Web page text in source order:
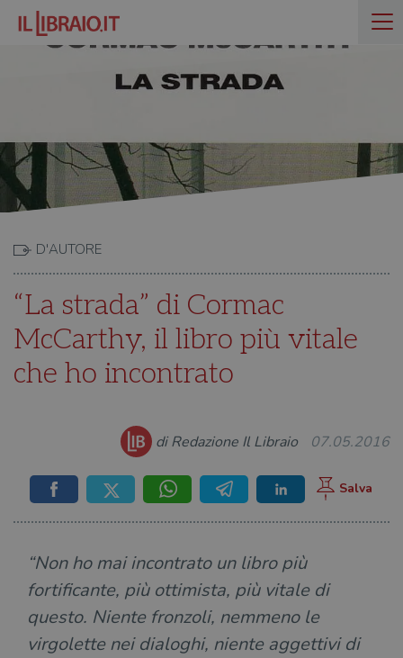
D'AUTORE
“La strada” di Cormac
McCarthy, il libro più vitale
che ho incontrato
di Redazione Il Libraio 07.05.2016
“Non ho mai incontrato un libro più
fortificante, più ottimista, più vitale di
questo. Niente fronzoli, nemmeno le
virgolette nei dialoghi, niente aggettivi di